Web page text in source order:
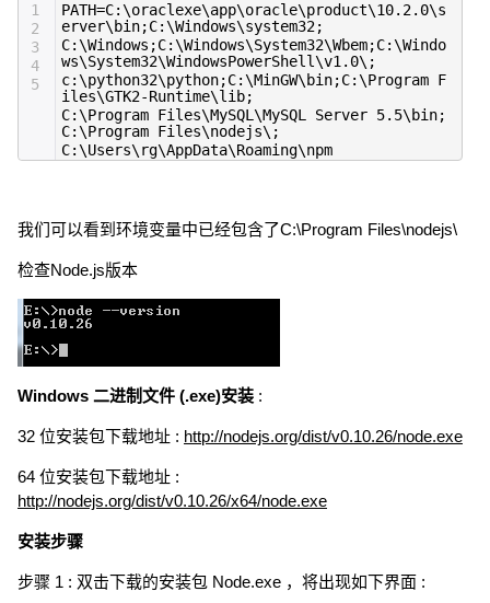
1
2
3
4
5
PATH=C:\oraclexe\app\oracle\product\10.2.0\s
erver\bin;C:\Windows\system32;
C:\Windows;C:\Windows\System32\Wbem;C:\Windo
ws\System32\WindowsPowerShell\v1.0\;
c:\python32\python;C:\MinGW\bin;C:\Program F
iles\GTK2-Runtime\lib;
C:\Program Files\MySQL\MySQL Server 5.5\bin;
C:\Program Files\nodejs\;
C:\Users\rg\AppData\Roaming\npm
我们可以看到环境变量中已经包含了C:\Program Files\nodejs\
检查Node.js版本
Windows 二进制文件 (.exe)安装 :
32 位安装包下载地址 : http://nodejs.org/dist/v0.10.26/node.exe
64 位安装包下载地址 :
http://nodejs.org/dist/v0.10.26/x64/node.exe
安装步骤
步骤 1 : 双击下载的安装包 Node.exe ，将出现如下界面 :